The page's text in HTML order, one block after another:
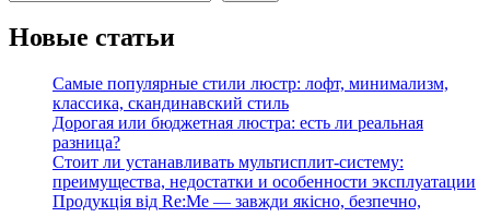
Новые статьи
Самые популярные стили люстр: лофт, минимализм,
классика, скандинавский стиль
Дорогая или бюджетная люстра: есть ли реальная
разница?
Стоит ли устанавливать мультисплит-систему:
преимущества, недостатки и особенности эксплуатации
Продукція від Re:Me — завжди якісно, безпечно,